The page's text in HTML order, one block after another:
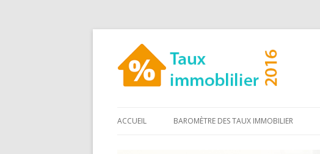
ACCUEIL BAROMÈTRE DES TAUX IMMOBILIER